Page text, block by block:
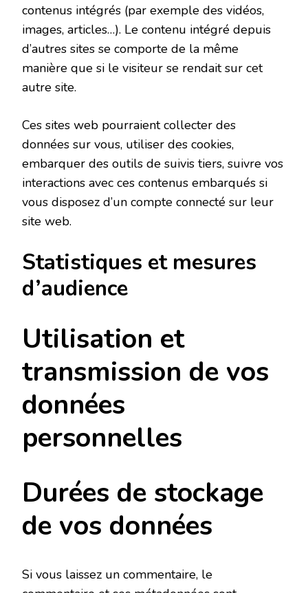
contenus intégrés (par exemple des vidéos,
images, articles…). Le contenu intégré depuis
d’autres sites se comporte de la même
manière que si le visiteur se rendait sur cet
autre site.
Ces sites web pourraient collecter des
données sur vous, utiliser des cookies,
embarquer des outils de suivis tiers, suivre vos
interactions avec ces contenus embarqués si
vous disposez d’un compte connecté sur leur
site web.
Statistiques et mesures
d’audience
Utilisation et
transmission de vos
données
personnelles
Durées de stockage
de vos données
Si vous laissez un commentaire, le